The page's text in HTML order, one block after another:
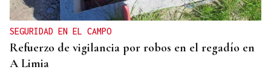
SEGURIDAD EN EL CAMPO
Refuerzo de vigilancia por robos en el regadío en
A Limia